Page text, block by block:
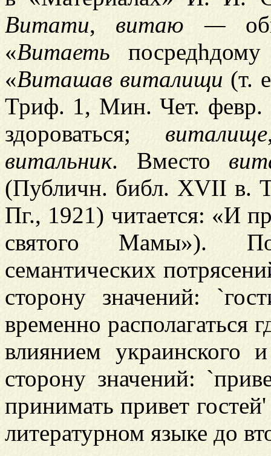
Витати, витаю —
«Витаеть посредh
«Виташав виталищи (т.
Триф. 1, Мин. Чет.
здороваться; виталище
витальник. Вместо
(Публичн. библ. XVII в.
Пг., 1921) читается: «И
святого Мамы»).
семантических
сторону значений:
временно
влиянием украинского
сторону значений:
принимать привет
литературном языке до